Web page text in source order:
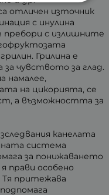
отличен източник
с инулина
пребори с излишните
Грилина е
за чувството за глад.
намалее,
на цикорията, се
а възможността за
канелата
система
за понижаването
прави особено
Тя притежава